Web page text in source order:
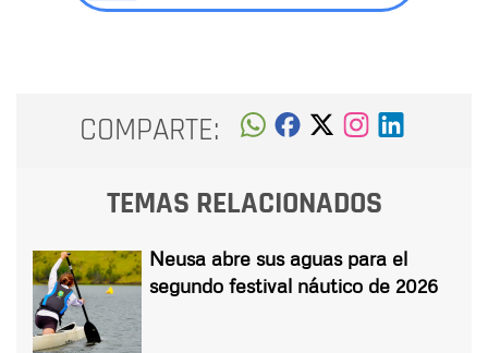
COMPARTE:
TEMAS RELACIONADOS
Neusa abre sus aguas para el
segundo festival náutico de 2026